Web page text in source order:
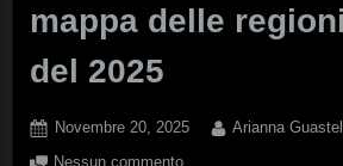
mappa delle
del 2025
Posted
on
Novembre 20, 2025 By
Arianna
Nessun commentosu